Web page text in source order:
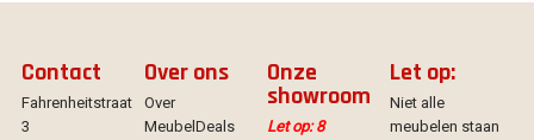
Contact
Fahrenheitstraat
3
Over ons
Over
MeubelDeals
Onze
showroom
Let op: 8
Let op:
Niet alle
meubelen staan